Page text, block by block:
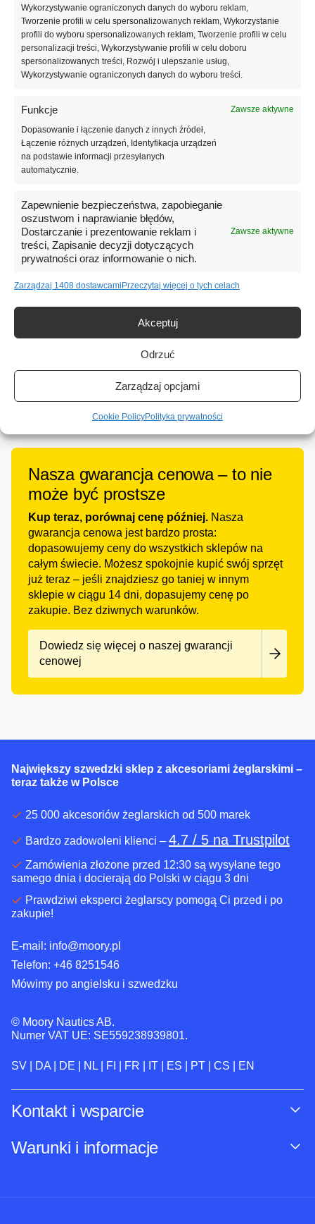
Wykorzystywanie ograniczonych danych do wyboru reklam,
Tworzenie profili w celu spersonalizowanych reklam, Wykorzystanie
profili do wyboru spersonalizowanych reklam, Tworzenie profili w celu
personalizacji treści, Wykorzystywanie profili w celu doboru
spersonalizowanych treści, Rozwój i ulepszanie usług,
Wykorzystywanie ograniczonych danych do wyboru treści.
Funkcje Zawsze aktywne
Dopasowanie i łączenie danych z innych źródeł,
Łączenie różnych urządzeń, Identyfikacja urządzeń
na podstawie informacji przesyłanych
automatycznie.
Zapewnienie bezpieczeństwa, zapobieganie
oszustwom i naprawianie błędów,
Dostarczanie i prezentowanie reklam i
treści, Zapisanie decyzji dotyczących
prywatności oraz informowanie o nich.
Zawsze aktywne
Zarządzaj 1408 dostawcami Przeczytaj więcej o tych celach
Akceptuj
Odrzuć
Zarządzaj opcjami
Cookie PolicyPolityka prywatności
produkt
wiele
wariantów.
wybrać
stronie
produktu
Kotwica Danforth NOCK
Litegrip, stal ocynkowana +
szekla
31,18€ – 49,99€Zakres
cen:
49,99 €
Ten
produkt
ma
wiele
wariantów.
Opcje
stronie
produktu
Kotwica Danforth 1852-Marine,
stal ocynkowana
25,66€ – 79,99
do
ma
wiele
produktu
anodowane aluminium
199,99€ – 519,99€
519,99 €
Lewmar LFX, pasuje do wagi
VAT wlicz.
PRODUKT DOSTĘPNY NA
ZAMÓWIENIE
Nasza gwarancja cenowa – to nie
może być prostsze
Kup teraz, porównaj cenę później. Nasza
gwarancja cenowa jest bardzo prosta:
dopasowujemy ceny do wszystkich sklepów na
całym świecie. Możesz spokojnie kupić swój sprzęt
już teraz – jeśli znajdziesz go taniej w innym
sklepie w ciągu 14 dni, dopasujemy cenę po
zakupie. Bez dziwnych warunków.
Dowiedz się więcej o naszej gwarancji
cenowej
Największy szwedzki sklep z akcesoriami żeglarskimi –
teraz także w Polsce
25 000 akcesoriów żeglarskich od 500 marek
Bardzo zadowoleni klienci – 4.7 / 5 na Trustpilot
Zamówienia złożone przed 12:30 są wysyłane tego
samego dnia i docierają do Polski w ciągu 3 dni
Prawdziwi eksperci żeglarscy pomogą Ci przed i po
zakupie!
E-mail: info@moory.pl
Telefon: +46 8251546
Mówimy po angielsku i szwedzku
© Moory Nautics AB.
Numer VAT UE: SE559238939801.
SV DA DE NL FI FR IT ES PT CS EN
Kontakt i wsparcie
Warunki i informacje